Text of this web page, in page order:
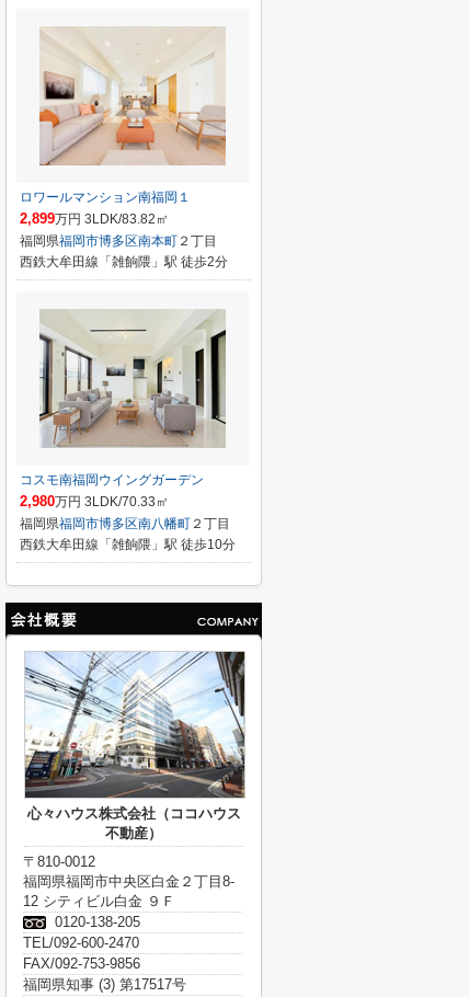
ロワールマンション南福岡１
2,899万円 3LDK/83.82㎡
福岡県福岡市博多区南本町 ２丁目
西鉄大牟田線「雑餉隈」駅 徒歩2分
コスモ南福岡ウイングガーデン
2,980万円 3LDK/70.33㎡
福岡県福岡市博多区南八幡町 ２丁目
西鉄大牟田線「雑餉隈」駅 徒歩10分
心々ハウス株式会社（ココハウス
不動産）
〒810-0012
福岡県福岡市中央区白金２丁目8-
12 シティビル白金 ９Ｆ
0120-138-205
TEL/092-600-2470
FAX/092-753-9856
福岡県知事 (3) 第17517号